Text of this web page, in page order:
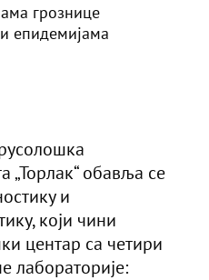
грознице
епидемијама
„Торлак“ обавља се
и
који чини
центар са четири
лабораторије: